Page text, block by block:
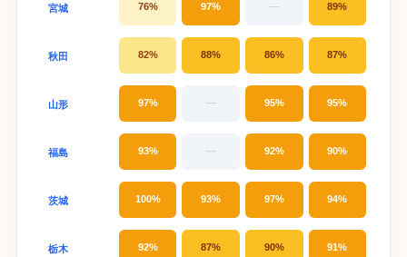
宮城 76% 97% — 89%
秋田 82% 88% 86% 87%
山形 97% — 95% 95%
福島 93% — 92% 90%
茨城 100% 93% 97% 94%
栃木 92% 87% 90% 91%